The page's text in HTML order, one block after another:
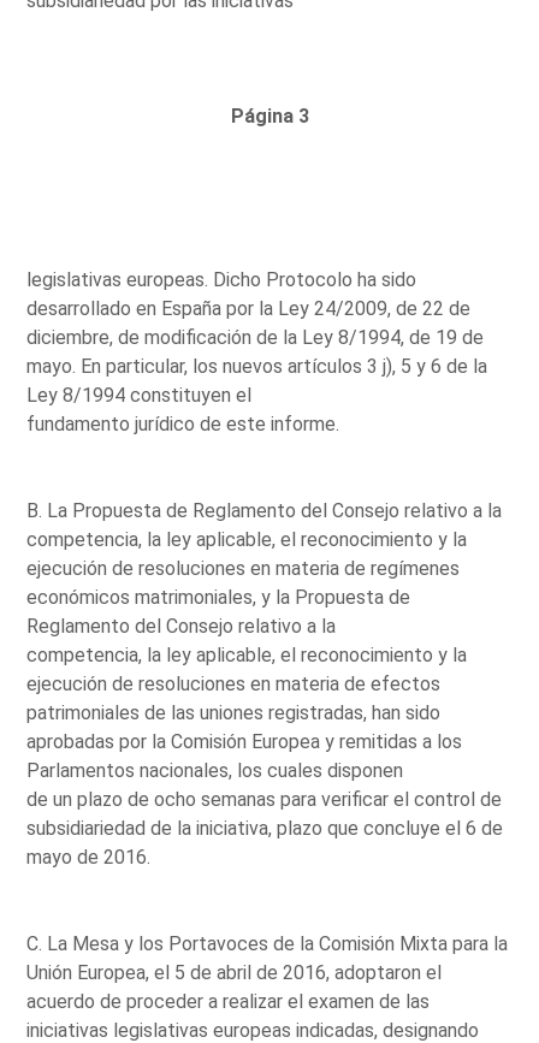
Página 3
legislativas europeas. Dicho Protocolo ha sido
desarrollado en España por la Ley 24/2009, de 22 de
diciembre, de modificación de la Ley 8/1994, de 19 de
mayo. En particular, los nuevos artículos 3 j), 5 y 6 de la
Ley 8/1994 constituyen el
fundamento jurídico de este informe.
B. La Propuesta de Reglamento del Consejo relativo a la
competencia, la ley aplicable, el reconocimiento y la
ejecución de resoluciones en materia de regímenes
económicos matrimoniales, y la Propuesta de
Reglamento del Consejo relativo a la
competencia, la ley aplicable, el reconocimiento y la
ejecución de resoluciones en materia de efectos
patrimoniales de las uniones registradas, han sido
aprobadas por la Comisión Europea y remitidas a los
Parlamentos nacionales, los cuales disponen
de un plazo de ocho semanas para verificar el control de
subsidiariedad de la iniciativa, plazo que concluye el 6 de
mayo de 2016.
C. La Mesa y los Portavoces de la Comisión Mixta para la
Unión Europea, el 5 de abril de 2016, adoptaron el
acuerdo de proceder a realizar el examen de las
iniciativas legislativas europeas indicadas, designando